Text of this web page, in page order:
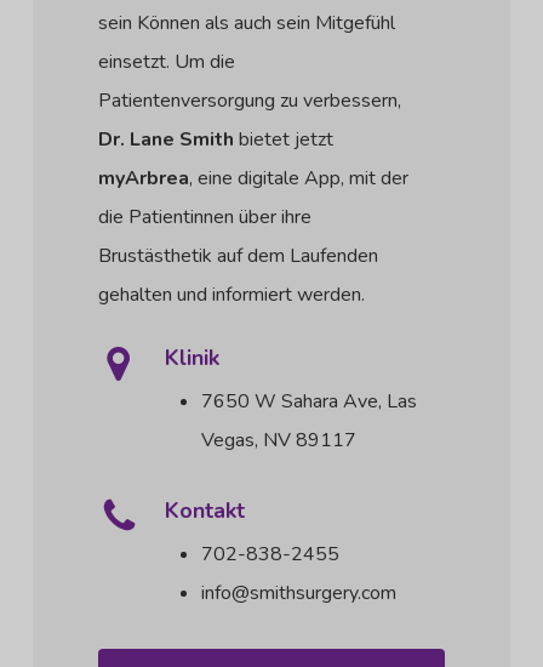
sein Können als auch sein Mitgefühl
einsetzt. Um die
Patientenversorgung zu verbessern,
Dr. Lane Smith bietet jetzt
myArbrea, eine digitale App, mit der
die Patientinnen über ihre
Brustästhetik auf dem Laufenden
gehalten und informiert werden.
Klinik
7650 W Sahara Ave, Las
Vegas, NV 89117
Kontakt
702-838-2455
info@smithsurgery.com